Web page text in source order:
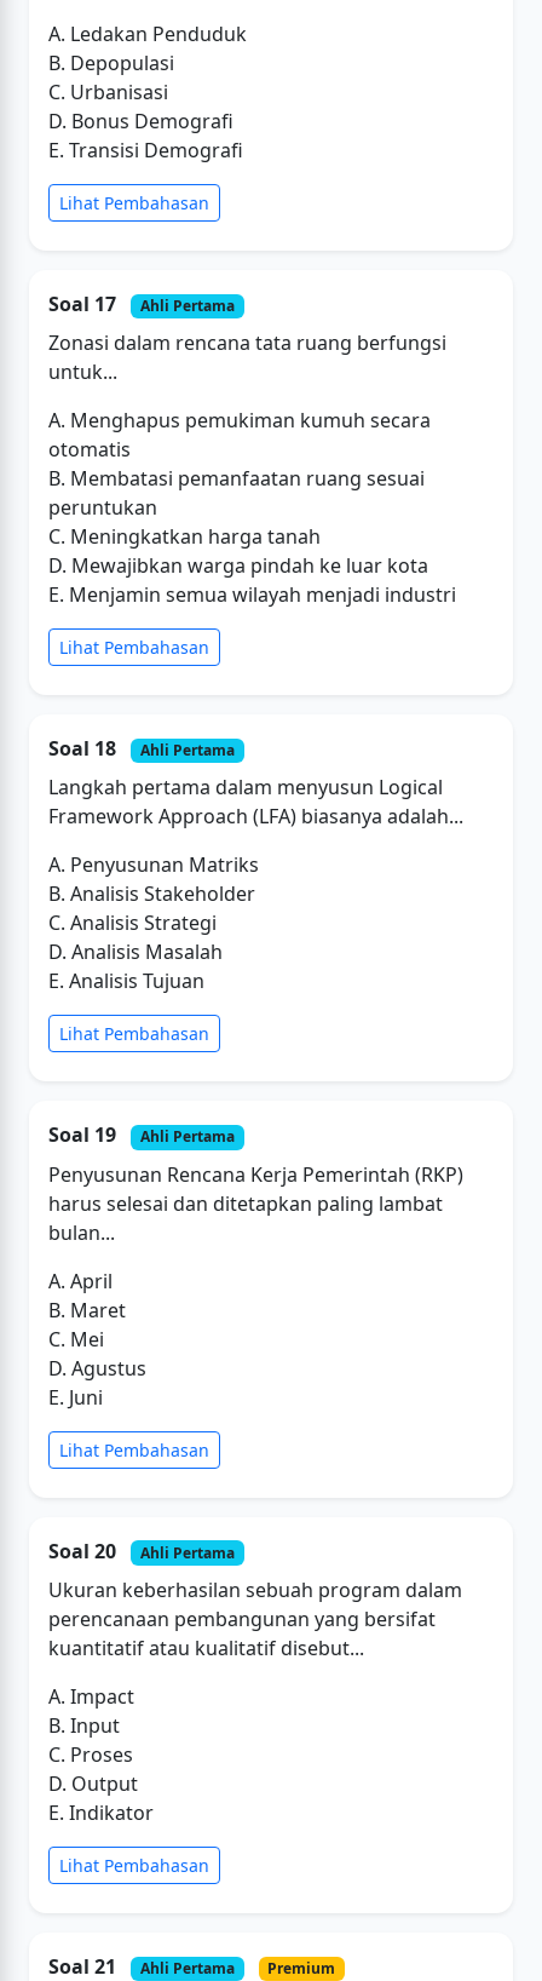
A. Ledakan Penduduk
B. Depopulasi
C. Urbanisasi
D. Bonus Demografi
E. Transisi Demografi
Lihat Pembahasan
Soal 17 Ahli Pertama
Zonasi dalam rencana tata ruang berfungsi
untuk...
A. Menghapus pemukiman kumuh secara
otomatis
B. Membatasi pemanfaatan ruang sesuai
peruntukan
C. Meningkatkan harga tanah
D. Mewajibkan warga pindah ke luar kota
E. Menjamin semua wilayah menjadi industri
Lihat Pembahasan
Soal 18 Ahli Pertama
Langkah pertama dalam menyusun Logical
Framework Approach (LFA) biasanya adalah...
A. Penyusunan Matriks
B. Analisis Stakeholder
C. Analisis Strategi
D. Analisis Masalah
E. Analisis Tujuan
Lihat Pembahasan
Soal 19 Ahli Pertama
Penyusunan Rencana Kerja Pemerintah (RKP)
harus selesai dan ditetapkan paling lambat
bulan...
A. April
B. Maret
C. Mei
D. Agustus
E. Juni
Lihat Pembahasan
Soal 20 Ahli Pertama
Ukuran keberhasilan sebuah program dalam
perencanaan pembangunan yang bersifat
kuantitatif atau kualitatif disebut...
A. Impact
B. Input
C. Proses
D. Output
E. Indikator
Lihat Pembahasan
Soal 21 Ahli Pertama Premium